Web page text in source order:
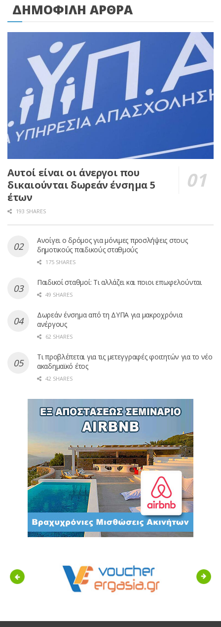
ΔΗΜΟΦΙΛΗ ΑΡΘΡΑ
Αυτοί είναι οι άνεργοι που
δικαιούνται δωρεάν ένσημα 5
έτων
193 SHARES
Ανοίγει ο δρόμος για μόνιμες προσλήψεις στους
δημοτικούς παιδικούς σταθμούς
175 SHARES
Παιδικοί σταθμοί: Τι αλλάζει και ποιοι επωφελούνται
49 SHARES
Δωρεάν ένσημα από τη ΔΥΠΑ για μακροχρόνια
ανέργους
62 SHARES
Τι προβλέπεται για τις μετεγγραφές φοιτητών για το νέο
ακαδημαϊκό έτος
42 SHARES
Previous Next